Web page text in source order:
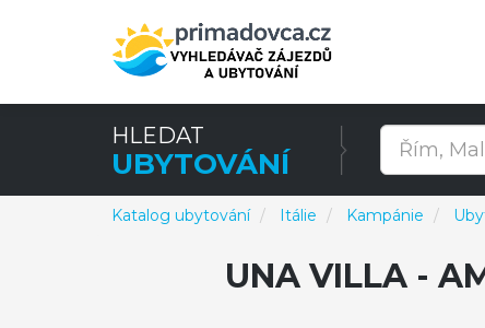
HLEDAT
UBYTOVÁNÍ
Katalog ubytování Itálie Kampánie
UNA VILLA -